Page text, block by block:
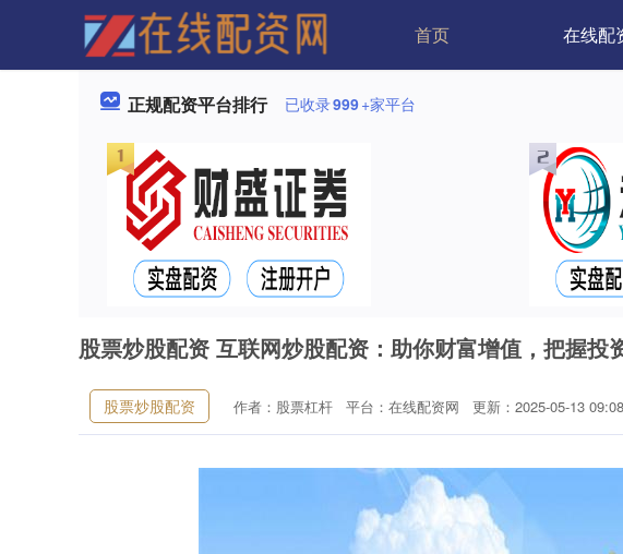
首页 在线配
正规配资平台排行 已收录999+家平台
股票炒股配资 互联网炒股配资：助你财富增值，把握投
股票炒股配资 作者：股票杠杆 平台：在线配资网 更新：2025-05-13